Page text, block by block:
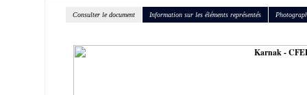
Consulter le document Information sur les éléments représentés